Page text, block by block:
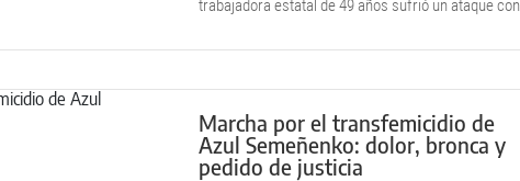
trabajadora estatal de 49 años sufrió un ataque con
Marcha por el transfemicidio de
Azul Semeñenko: dolor, bronca y
pedido de justicia